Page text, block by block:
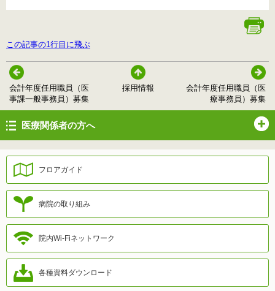
この記事の1行目に飛ぶ
会計年度任用職員（医
事課一般事務員）募集
採用情報
会計年度任用職員（医
療事務員）募集
医療関係者の方へ
フロアガイド
病院の取り組み
院内Wi-Fiネットワーク
各種資料ダウンロード